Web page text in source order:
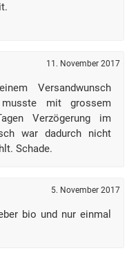
11. November 2017
Versandwunsch
mit grossem
Verzögerung im
war dadurch nicht
Schade.
5. November 2017
bio und nur einmal